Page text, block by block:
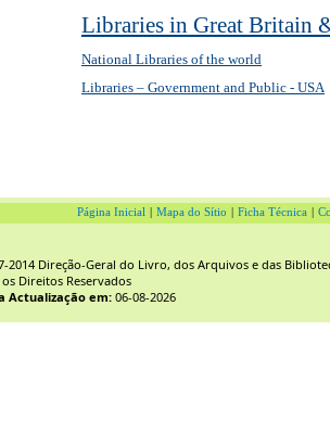
Libraries in Great Britain
National Libraries of the world
Libraries – Government and Public - USA
Página Inicial Mapa do Sítio Ficha Técnica
2014 Direção-Geral do Livro, dos Arquivos e das
os Direitos Reservados
Actualização em: 06-08-2026